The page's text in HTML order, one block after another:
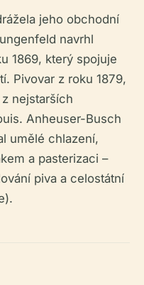
jeho obchodní
navrhl
1869, který spojuje
Pivovar z roku 1879,
nejstarších
Anheuser-Busch
umělé chlazení,
a pasterizaci –
piva a celostátní